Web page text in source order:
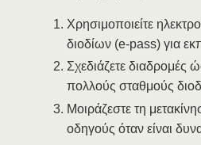
Χρησιμοποιείτε
διοδίων (e-pass) για
Σχεδιάζετε διαδρομές
πολλούς σταθμούς
Μοιράζεστε τη
οδηγούς όταν είναι